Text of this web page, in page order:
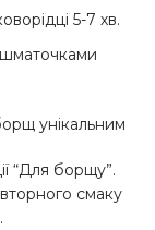
5-7 хв.
унікальним
“Для борщу”.
смаку